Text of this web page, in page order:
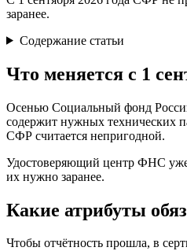
заранее.
Содержание статьи
Что меняется с 1
Осенью Социальный фонд
содержит нужных технических
СФР считается непригодной.
Удостоверяющий центр ФНС уже
их нужно заранее.
Какие атрибуты
Чтобы отчётность прошла, в